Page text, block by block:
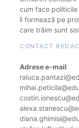
cum face
îi formează pe
care trăim sunt
CONTACT
Adrese e-mail